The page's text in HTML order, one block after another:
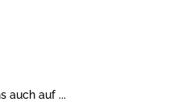
auch auf ...